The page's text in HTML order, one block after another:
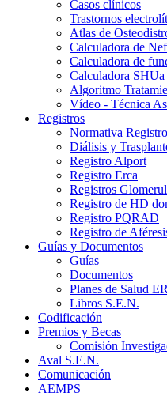
Casos clínicos
Trastornos
Atlas de
Calculadora de
Calculadora de
Calculadora
Algoritmo
Vídeo - Técnica
Registros
Normativa
Diálisis y
Registro Alport
Registro Erca
Registros
Registro de HD
Registro PQRAD
Registro de
Guías y Documentos
Guías
Documentos
Planes de Salud
Libros S.E.N.
Codificación
Premios y Becas
Comisión
Aval S.E.N.
Comunicación
AEMPS